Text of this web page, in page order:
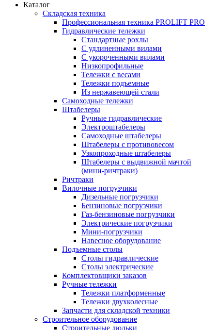
Каталог
Складская техника
Профессиональная техника PROLIFT PRO
Гидравлические тележки
Стандартные рохлы
С удлиненными вилами
С укороченными вилами
Низкопрофильные
Тележки с весами
Тележки подъемные
Из нержавеющей стали
Самоходные тележки
Штабелеры
Ручные гидравлические
Электроштабелеры
Самоходные штабелеры
Штабелеры с противовесом
Узкопроходные штабелеры
Штабелеры с выдвижной мачтой
(мини-ричтраки)
Ричтраки
Вилочные погрузчики
Дизельные погрузчики
Бензиновые погрузчики
Газ-бензиновые погрузчики
Электрические погрузчики
Мини-погрузчики
Навесное оборудование
Подъемные столы
Столы гидравлические
Столы электрические
Комплектовщики заказов
Ручные тележки
Тележки платформенные
Тележки двухколесные
Запчасти для складской техники
Строительное оборудование
Строительные люльки